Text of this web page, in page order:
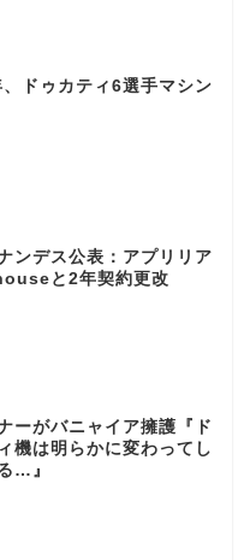
ドゥカティ6選手マシン
ンデス公表：アプリリア
と2年契約更改
ーがバニャイア擁護『ド
機は明らかに変わってし
…』